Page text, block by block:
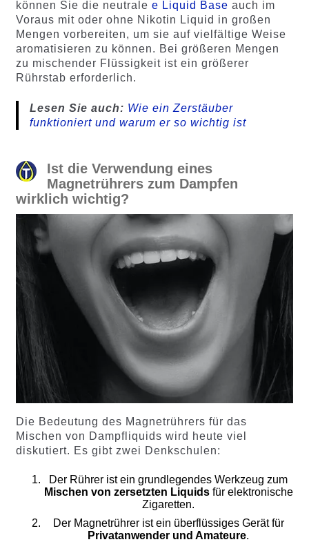
können Sie die neutrale e Liquid Base auch im
Voraus mit oder ohne Nikotin Liquid in großen
Mengen vorbereiten, um sie auf vielfältige Weise
aromatisieren zu können. Bei größeren Mengen
zu mischender Flüssigkeit ist ein größerer
Rührstab erforderlich.
Lesen Sie auch: Wie ein Zerstäuber
funktioniert und warum er so wichtig ist
Ist die Verwendung eines
Magnetrührers zum Dampfen
wirklich wichtig?
Die Bedeutung des Magnetrührers für das
Mischen von Dampfliquids wird heute viel
diskutiert. Es gibt zwei Denkschulen:
Der Rührer ist ein grundlegendes Werkzeug zum
Mischen von zersetzten Liquidsfür elektronische
Zigaretten.
Der Magnetrührer ist ein überflüssiges Gerät für
Privatanwender und Amateure.